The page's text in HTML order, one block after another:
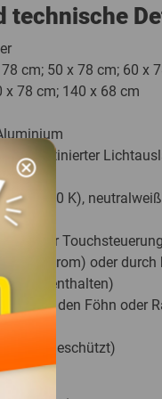
cancel
technische
cm; 50 x 78 cm; 60 x
x 78 cm; 140 x 68 cm
satinierter
(3.000 K),
oder
oder durch
enthalten)
ideal für den Föhn oder